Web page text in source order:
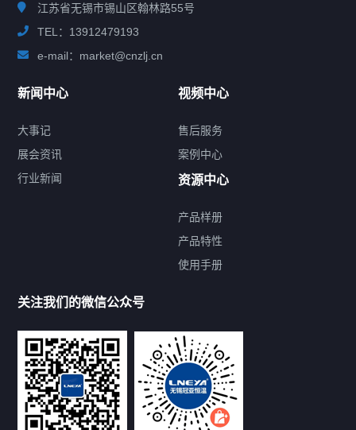
提交您的需求，免费获取产品资料
--亦可拨打我们的24小时服务咨询热线--
13912479193
江苏省无锡市锡山区翰林路55号
TEL：13912479193
e-mail：market@cnzlj.cn
新闻中心
大事记
展会资讯
行业新闻
视频中心
售后服务
案例中心
资源中心
产品样册
产品特性
使用手册
关注我们的微信公众号